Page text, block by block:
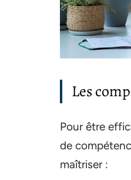
Les
Pour être
de
maîtriser :